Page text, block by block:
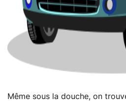
Même sous la douche, on